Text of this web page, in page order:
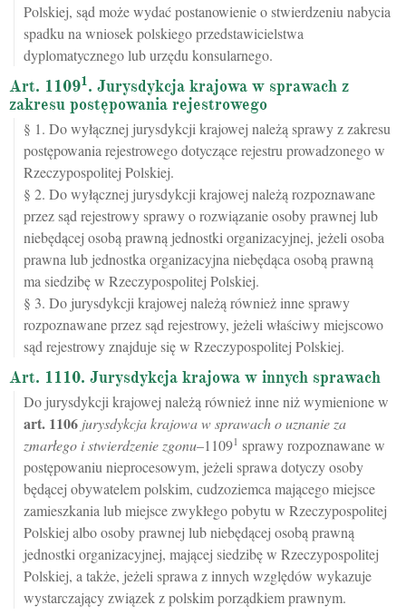
Polskiej, sąd może wydać postanowienie o stwierdzeniu nabycia
spadku na wniosek polskiego przedstawicielstwa
dyplomatycznego lub urzędu konsularnego.
Art. 11091. Jurysdykcja krajowa w sprawach z
zakresu postępowania rejestrowego
§ 1. Do wyłącznej jurysdykcji krajowej należą sprawy z zakresu
postępowania rejestrowego dotyczące rejestru prowadzonego w
Rzeczypospolitej Polskiej.
§ 2. Do wyłącznej jurysdykcji krajowej należą rozpoznawane
przez sąd rejestrowy sprawy o rozwiązanie osoby prawnej lub
niebędącej osobą prawną jednostki organizacyjnej, jeżeli osoba
prawna lub jednostka organizacyjna niebędąca osobą prawną
ma siedzibę w Rzeczypospolitej Polskiej.
§ 3. Do jurysdykcji krajowej należą również inne sprawy
rozpoznawane przez sąd rejestrowy, jeżeli właściwy miejscowo
sąd rejestrowy znajduje się w Rzeczypospolitej Polskiej.
Art. 1110. Jurysdykcja krajowa w innych sprawach
Do jurysdykcji krajowej należą również inne niż wymienione w
art. 1106 jurysdykcja krajowa w sprawach o uznanie za
zmarłego i stwierdzenie zgonu–11091 sprawy rozpoznawane w
postępowaniu nieprocesowym, jeżeli sprawa dotyczy osoby
będącej obywatelem polskim, cudzoziemca mającego miejsce
zamieszkania lub miejsce zwykłego pobytu w Rzeczypospolitej
Polskiej albo osoby prawnej lub niebędącej osobą prawną
jednostki organizacyjnej, mającej siedzibę w Rzeczypospolitej
Polskiej, a także, jeżeli sprawa z innych względów wykazuje
wystarczający związek z polskim porządkiem prawnym.